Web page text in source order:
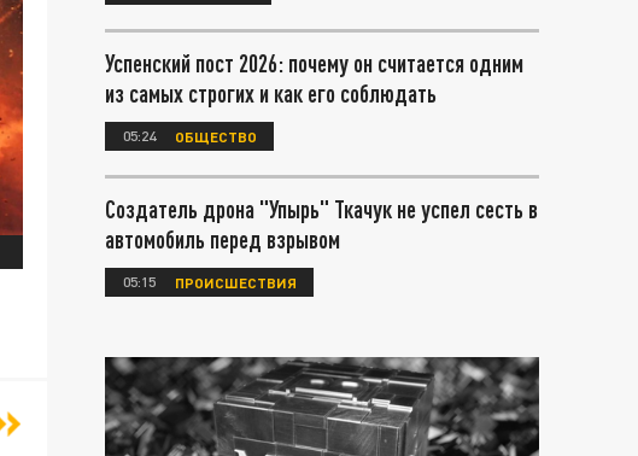
Успенский пост 2026: почему он считается одним
из самых строгих и как его соблюдать
05:24 ОБЩЕСТВО
Создатель дрона "Упырь" Ткачук не успел сесть в
автомобиль перед взрывом
05:15 ПРОИСШЕСТВИЯ